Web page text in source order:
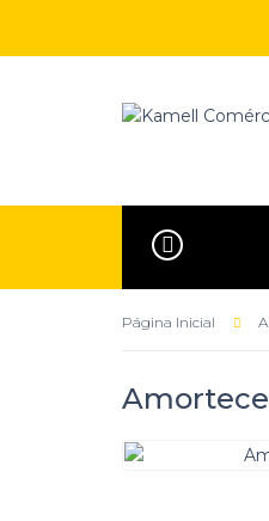
Página Inicial